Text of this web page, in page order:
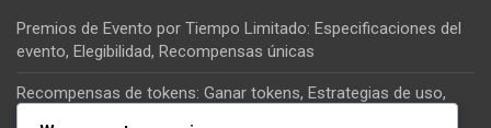
Premios de Evento por Tiempo Limitado: Especificaciones del
evento, Elegibilidad, Recompensas únicas
Recompensas de tokens: Ganar tokens, Estrategias de uso,